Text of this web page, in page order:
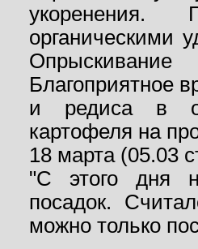
укоренения.
органическими
Благоприятное
и редиса в
картофеля на
18 марта (05.03
"С этого дня
посадок.
можно только